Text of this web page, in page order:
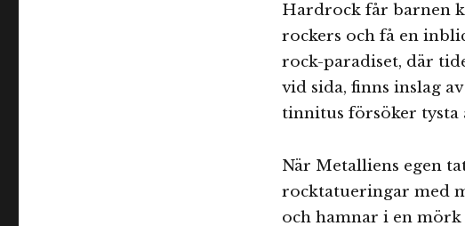
Hardrock får barnen
rockers och få en
rock-paradiset, där
vid sida, finns inslag
tinnitus försöker tysta
När Metalliens egen
rocktatueringar med
och hamnar i en